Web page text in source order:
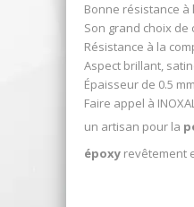
Bonne résistance à
Son grand choix de
Résistance à la
Aspect brillant,
Épaisseur de 0.5
Faire appel à
un artisan pour la
époxy revêtement